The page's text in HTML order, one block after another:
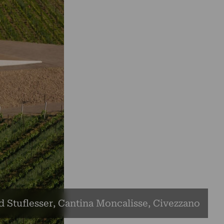
Stuflesser, Cantina Moncalisse, Civezzano